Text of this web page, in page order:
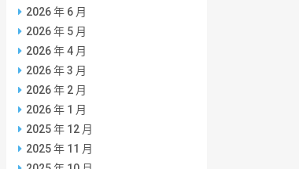
2026 年 6 月
2026 年 5 月
2026 年 4 月
2026 年 3 月
2026 年 2 月
2026 年 1 月
2025 年 12 月
2025 年 11 月